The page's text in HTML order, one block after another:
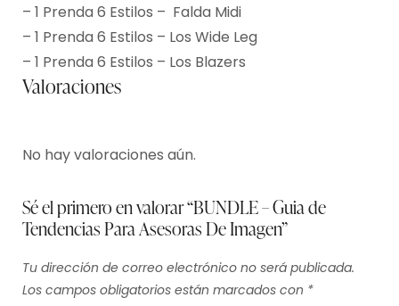
– 1 Prenda 6 Estilos – Falda Midi
– 1 Prenda 6 Estilos – Los Wide Leg
– 1 Prenda 6 Estilos – Los Blazers
Valoraciones
No hay valoraciones aún.
Sé el primero en valorar “BUNDLE – Guia de
Tendencias Para Asesoras De Imagen”
Tu dirección de correo electrónico no será publicada.
Los campos obligatorios están marcados con *